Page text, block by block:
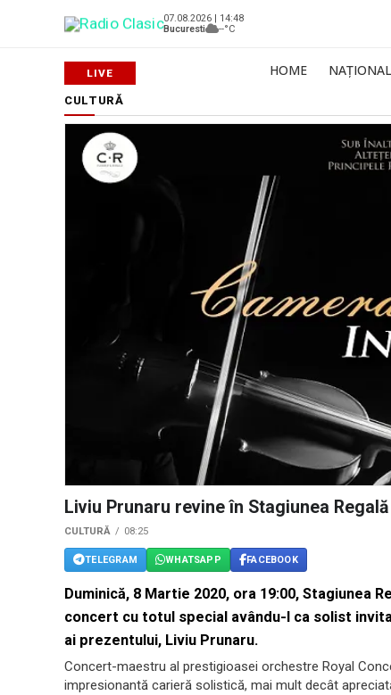
07.08.2026 | 14:48
Bucuresti
--°C
HOME NAȚIONAL
CULTURĂ
Liviu Prunaru revine în Stagiunea Regală
CULTURĂ 08:25
TELEGRAM WHATSAPP FACEBOOK
Duminică, 8 Martie 2020, ora 19:00, Stagiunea
concert cu totul special avându-l ca solist
ai prezentului, Liviu Prunaru.
Concert-maestru al prestigioasei orchestre Royal
impresionantă carieră solistică, mai mult decât